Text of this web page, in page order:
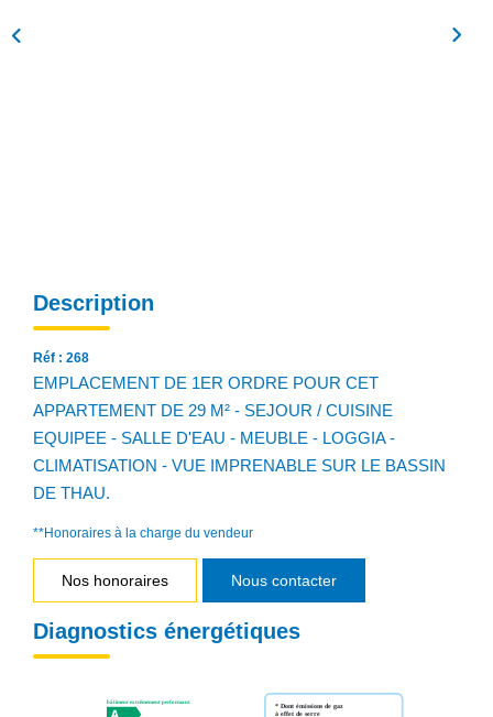
Description
Réf : 268
EMPLACEMENT DE 1ER ORDRE POUR CET
APPARTEMENT DE 29 M² - SEJOUR / CUISINE
EQUIPEE - SALLE D'EAU - MEUBLE - LOGGIA -
CLIMATISATION - VUE IMPRENABLE SUR LE BASSIN
DE THAU.
**Honoraires à la charge du vendeur
Nos honoraires Nous contacter
Diagnostics énergétiques